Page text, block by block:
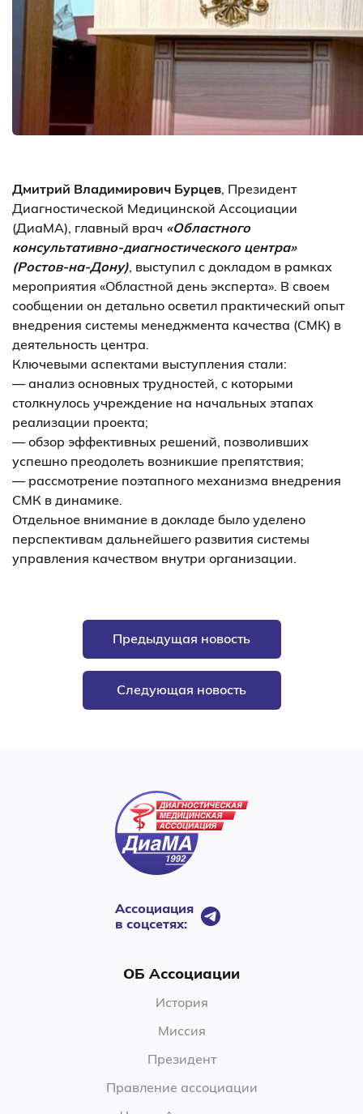
Дмитрий Владимирович Бурцев, Президент
Диагностической Медицинской Ассоциации
(ДиаМА), главный врач «Областного
консультативно-диагностического центра»
(Ростов-на-Дону), выступил с докладом в рамках
мероприятия «Областной день эксперта». В своем
сообщении он детально осветил практический опыт
внедрения системы менеджмента качества (СМК) в
деятельность центра.
Ключевыми аспектами выступления стали:
— анализ основных трудностей, с которыми
столкнулось учреждение на начальных этапах
реализации проекта;
— обзор эффективных решений, позволивших
успешно преодолеть возникшие препятствия;
— рассмотрение поэтапного механизма внедрения
СМК в динамике.
Отдельное внимание в докладе было уделено
перспективам дальнейшего развития системы
управления качеством внутри организации.
Предыдущая новость
Следующая новость
Ассоциация
в соцсетях:
ОБ Ассоциации
История
Миссия
Президент
Правление ассоциации